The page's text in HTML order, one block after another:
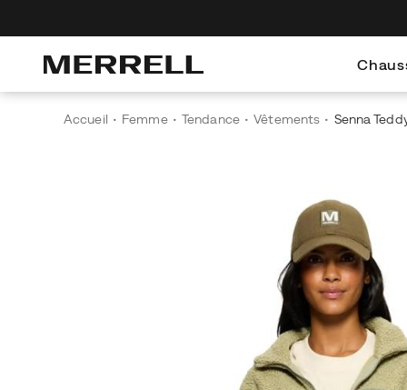
Profitez de -10 % dès votre
Accueil Femme Tendance Vêtements Senna